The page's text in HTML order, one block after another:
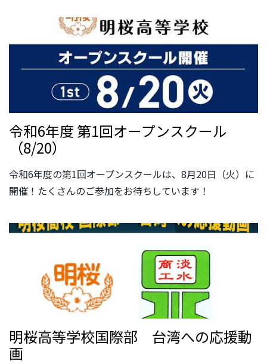
令和6年度 第1回オープンスクール
（8/20）
令和6年度の第1回オープンスクールは、8月20日（火）に
開催！たくさんのご参加をお待ちしています！
明桜高等学校国際部 台湾への応援動
画